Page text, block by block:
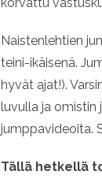
Naistenlehtien
teini-ikäisenä.
hyvät ajat!).
luvulla ja omistin
jumppavideoita.
Tällä hetkellä